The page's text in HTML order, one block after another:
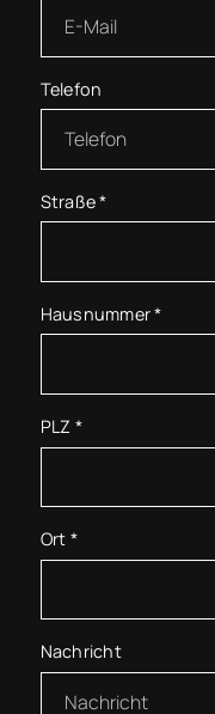
Telefon
Straße*
Hausnummer*
PLZ *
Ort *
Nachricht